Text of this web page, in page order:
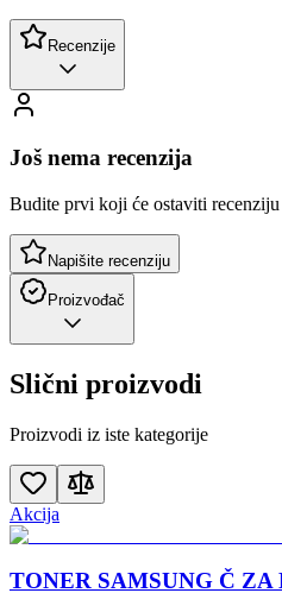
Recenzije
Još nema recenzija
Budite prvi koji će ostaviti
Napišite recenziju
Proizvođač
Slični proizvodi
Proizvodi iz iste kategorije
Akcija
TONER SAMSUNG Č ZA